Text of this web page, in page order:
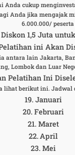
Anda cukup
Anda jika
6.000.000/
Diskon 1,5 Juta
ini Akan
antara lain Jakarta,
Lombok dan Luar
Pelatihan Ini
lihat berikut ini.
Januari
Februari
Maret
April
Mei